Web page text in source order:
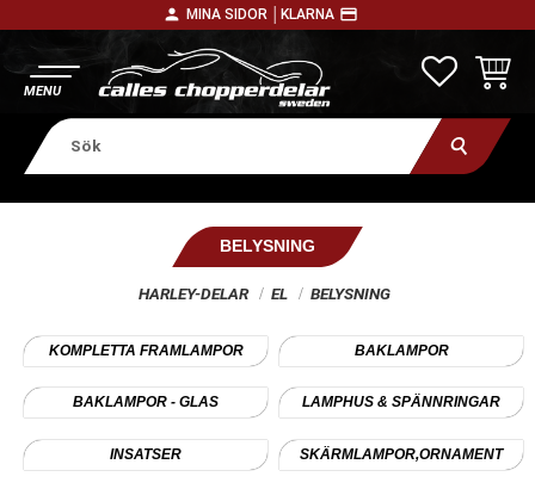
person MINA SIDOR │ KLARNA payment
BELYSNING
HARLEY-DELAR EL BELYSNING
KOMPLETTA FRAMLAMPOR BAKLAMPOR
BAKLAMPOR - GLAS LAMPHUS & SPÄNNRINGAR
INSATSER SKÄRMLAMPOR,ORNAMENT